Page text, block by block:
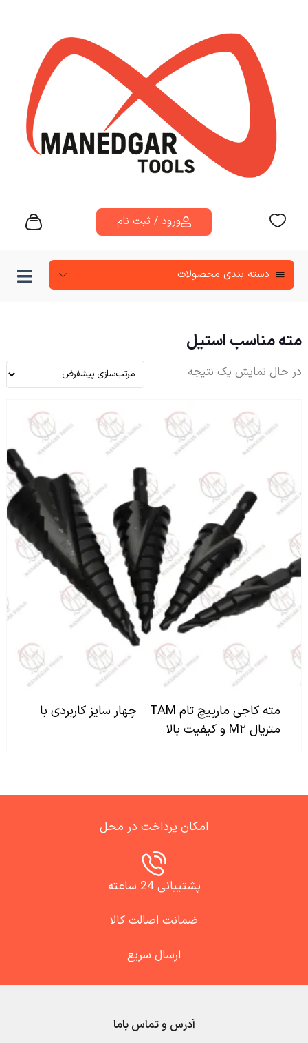
ورود / ثبت نام
دسته‌ بندی محصولات
مته مناسب استیل
در حال نمایش یک نتیجه
مته کاجی مارپیچ تام TAM – چهار سایز کاربردی با
متریال M۲ و کیفیت بالا
امکان پرداخت در محل
پشتیبانی 24 ساعته
ضمانت اصالت کالا
ارسال سریع
آدرس و تماس باما